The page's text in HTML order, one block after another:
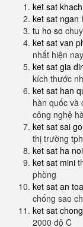
ket sat
ket sat ngan
tu ho so
ket sat van
nhất hiện nay
ket sat gia
kích thước
ket sat han
hàn quốc và
công nghệ
ket sat sai
thị trường
ket sat ha noi
ket sat mini
phòng
ket sat an
chống sao
ket sat
2000 độ C